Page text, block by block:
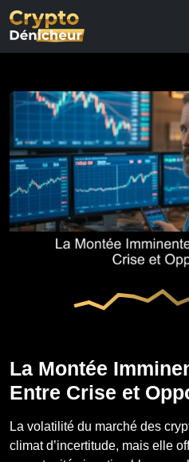
La Montée
Entre Crise et
La volatilité du marché des
climat d’incertitude, mais elle